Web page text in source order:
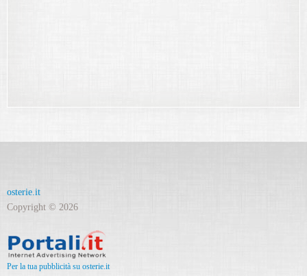
osterie.it
Copyright © 2026
Per la tua pubblicità su osterie.it